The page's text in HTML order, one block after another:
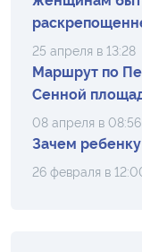
25 апреля в 13:28
Маршрут по
Сенной
08 апреля в 08:56
Зачем
26 февраля в